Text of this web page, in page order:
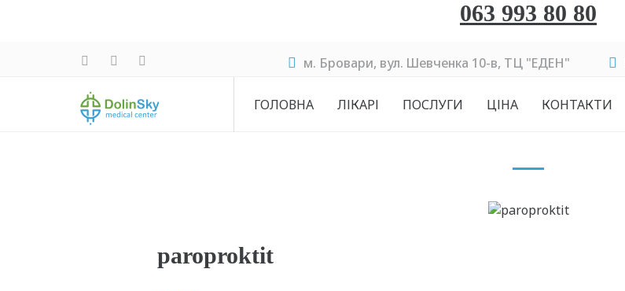
063 993 80 80
м. Бровари, вул. Шевченка 10-в, ТЦ "ЕДЕН"
ГОЛОВНА ЛІКАРІ ПОСЛУГИ ЦІНА КОНТАКТИ
paroproktit